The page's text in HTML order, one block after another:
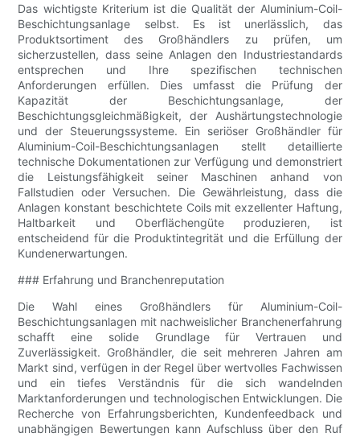
Das wichtigste Kriterium ist die Qualität der Aluminium-Coil-
Beschichtungsanlage selbst. Es ist unerlässlich, das
Produktsortiment des Großhändlers zu prüfen, um
sicherzustellen, dass seine Anlagen den Industriestandards
entsprechen und Ihre spezifischen technischen
Anforderungen erfüllen. Dies umfasst die Prüfung der
Kapazität der Beschichtungsanlage, der
Beschichtungsgleichmäßigkeit, der Aushärtungstechnologie
und der Steuerungssysteme. Ein seriöser Großhändler für
Aluminium-Coil-Beschichtungsanlagen stellt detaillierte
technische Dokumentationen zur Verfügung und demonstriert
die Leistungsfähigkeit seiner Maschinen anhand von
Fallstudien oder Versuchen. Die Gewährleistung, dass die
Anlagen konstant beschichtete Coils mit exzellenter Haftung,
Haltbarkeit und Oberflächengüte produzieren, ist
entscheidend für die Produktintegrität und die Erfüllung der
Kundenerwartungen.
### Erfahrung und Branchenreputation
Die Wahl eines Großhändlers für Aluminium-Coil-
Beschichtungsanlagen mit nachweislicher Branchenerfahrung
schafft eine solide Grundlage für Vertrauen und
Zuverlässigkeit. Großhändler, die seit mehreren Jahren am
Markt sind, verfügen in der Regel über wertvolles Fachwissen
und ein tiefes Verständnis für die sich wandelnden
Marktanforderungen und technologischen Entwicklungen. Die
Recherche von Erfahrungsberichten, Kundenfeedback und
unabhängigen Bewertungen kann Aufschluss über den Ruf